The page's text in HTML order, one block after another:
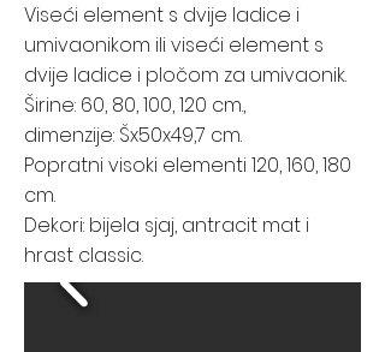
Viseći element s dvije ladice i
umivaonikom ili viseći element s
dvije ladice i pločom za umivaonik.
Širine: 60, 80, 100, 120 cm.,
dimenzije: Šx50x49,7 cm.
Popratni visoki elementi 120, 160, 180
cm.
Dekori: bijela sjaj, antracit mat i
hrast classic.